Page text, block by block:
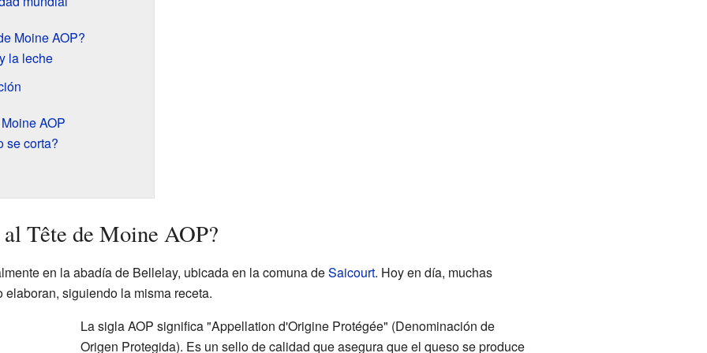
Moine AOP?
la leche
AOP
se corta?
Tête de Moine AOP?
en la abadía de Bellelay, ubicada en la comuna deSaicourt. Hoy en día, muchas
siguiendo la misma receta.
La sigla AOP significa "Appellation d'Origine Protégée" (Denominación de
Origen Protegida). Es un sello de calidad que asegura que el queso se produce